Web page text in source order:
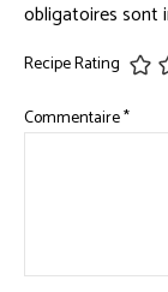
obligatoires sont
Recipe Rating
Commentaire*